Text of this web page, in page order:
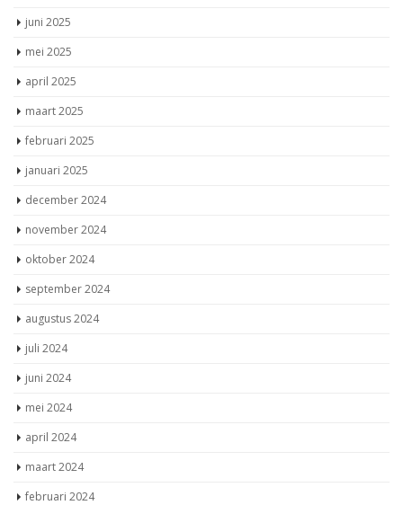
juni 2025
mei 2025
april 2025
maart 2025
februari 2025
januari 2025
december 2024
november 2024
oktober 2024
september 2024
augustus 2024
juli 2024
juni 2024
mei 2024
april 2024
maart 2024
februari 2024